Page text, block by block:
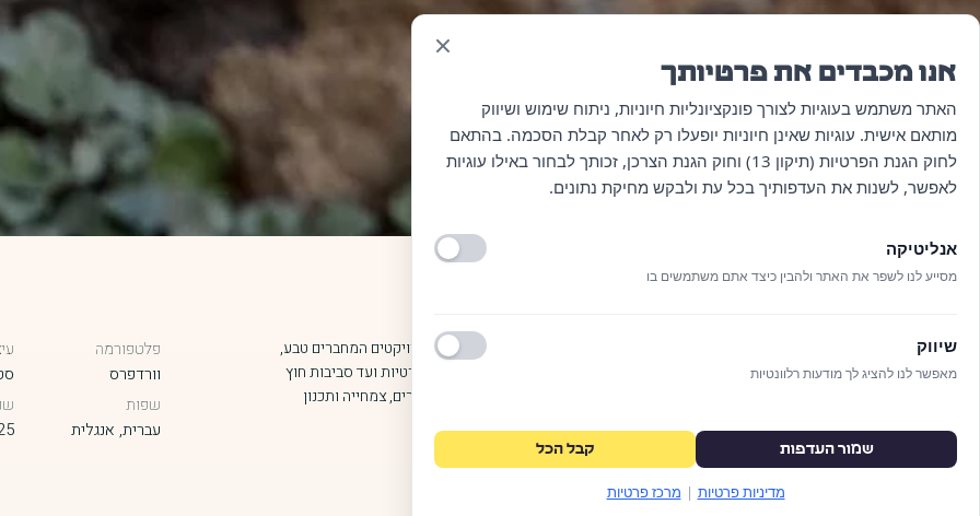
אתר בעל אופי ויזואלי עבור סטודיו לאדריכלות נוף, שנועד להציג פרויקטים המחברים טבע,
סביבה ומרחבים בנויים. הפלטפורמה מציגה מגוון עבודות – מגינות פרטיות ועד סביבות חוץ
רחבות היקף – באמצעות חוויה מינימליסטית וסוחפת המדגישה חומרים, צמחייה ותכנון
פלטפורמה
וורדפרס
שפות
עברית, אנגלית
אנו מכבדים את פרטיותך
האתר משתמש בעוגיות לצורך פונקציונליות חיוניות, ניתוח שימוש ושיווק
מותאם אישית. עוגיות שאינן חיוניות יופעלו רק לאחר קבלת הסכמה. בהתאם
לחוק הגנת הפרטיות (תיקון 13) וחוק הגנת הצרכן, זכותך לבחור באילו עוגיות
לאפשר, לשנות את העדפותיך בכל עת ולבקש מחיקת נתונים.
אנליטיקה
מסייע לנו לשפר את האתר ולהבין כיצד אתם משתמשים בו
שיווק
מאפשר לנו להציג לך מודעות רלוונטיות
שמור העדפות קבל הכל
מדיניות פרטיות | מרכז פרטיות